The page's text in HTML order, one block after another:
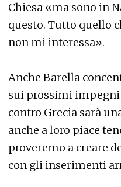
Chiesa «ma sono in
questo. Tutto quello
non mi interessa».
Anche Barella
sui prossimi
contro Grecia sarà
anche a loro piace
proveremo a creare
con gli inserimenti